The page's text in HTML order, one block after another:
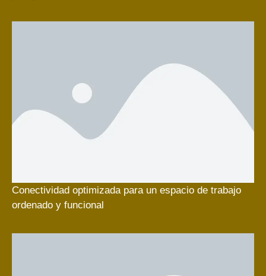
Conectividad optimizada para un espacio de trabajo
ordenado y funcional